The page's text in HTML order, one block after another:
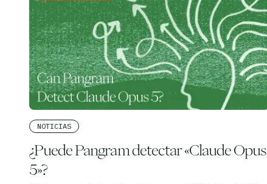
NOTICIAS
¿Puede Pangram detectar «Claude Opus
5»?